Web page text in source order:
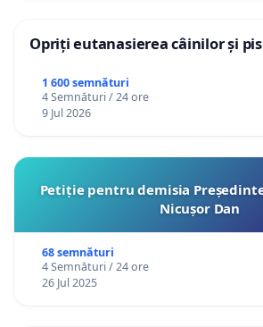
Opriți eutanasierea câinilor și
1 600 semnături
4 Semnături / 24 ore
9 Jul 2026
Petiție pentru demisia
Nicușor Dan
68 semnături
4 Semnături / 24 ore
26 Jul 2025